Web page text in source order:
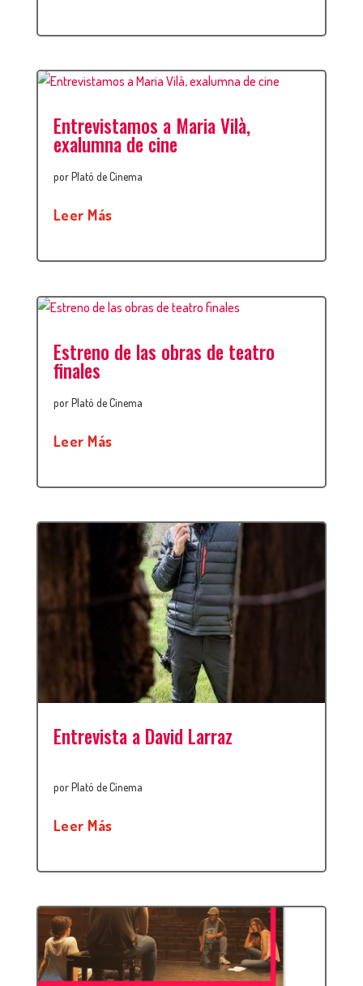
Entrevistamos a Maria Vilà,
exalumna de cine
porPlató de Cinema
Leer Más
Estreno de las obras de teatro
finales
porPlató de Cinema
Leer Más
Entrevista a David Larraz
porPlató de Cinema
Leer Más